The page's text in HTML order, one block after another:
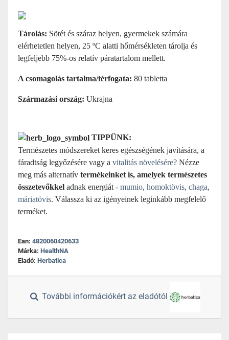
Tárolás: Sötét és száraz helyen, gyermekek számára
elérhetetlen helyen, 25 ºC alatti hőmérsékleten tárolja és
legfeljebb 75%-os relatív páratartalom mellett.
A csomagolás tartalma/térfogata: 80 tabletta
Származási ország: Ukrajna
TIPPÜNK:
Természetes módszereket keres egészségének javítására, a
fáradtság legyőzésére vagy a vitalitás növelésére? Nézze
meg más alternatív termékeinket is, amelyek természetes
összetevőkkel adnak energiát - mumio, homoktövis, chaga,
máriatövis. Válassza ki az igényeinek leginkább megfelelő
terméket.
Ean: 4820060420633
Márka: HealthNA
Eladó: Herbatica
További információkért az eladótól